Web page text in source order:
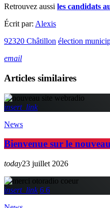
Retrouvez aussi les candidats
Écrit par: Alexis
92320 Châtillon élection
email
Articles similaires
insert_link
News
Bienvenue sur le
today23 juillet 2026
insert_link 6 6